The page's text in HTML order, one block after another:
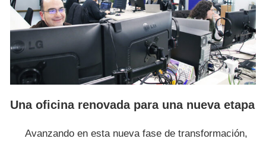
Una oficina renovada para una nueva etapa
Avanzando en esta nueva fase de transformación,